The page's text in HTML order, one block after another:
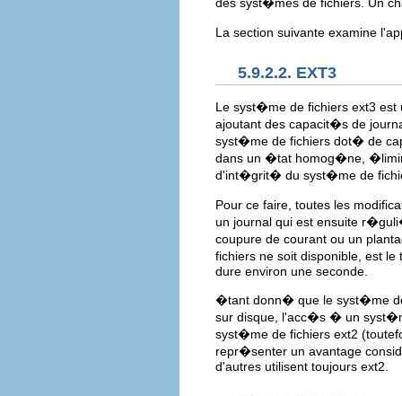
La section suivante examine
5.9.2.2. EXT3
Le syst�me de fichiers ext3
ajoutant des capacit�s de
syst�me de fichiers dot� de
dans un �tat homog�ne,
d'int�grit� du syst�me de
Pour ce faire, toutes les
un journal qui est ensuite
coupure de courant ou un
fichiers ne soit disponible, est
dure environ une seconde.
�tant donn� que le syst�me
sur disque, l'acc�s � un
syst�me de fichiers ext2
repr�senter un avantage
d'autres utilisent toujours ext2.